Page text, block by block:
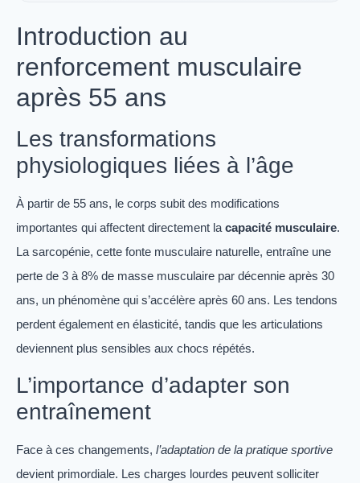
Introduction au
renforcement musculaire
après 55 ans
Les transformations
physiologiques liées à l’âge
À partir de 55 ans, le corps subit des modifications
importantes qui affectent directement la capacité musculaire.
La sarcopénie, cette fonte musculaire naturelle, entraîne une
perte de 3 à 8% de masse musculaire par décennie après 30
ans, un phénomène qui s’accélère après 60 ans. Les tendons
perdent également en élasticité, tandis que les articulations
deviennent plus sensibles aux chocs répétés.
L’importance d’adapter son
entraînement
Face à ces changements, l’adaptation de la pratique sportive
devient primordiale. Les charges lourdes peuvent solliciter